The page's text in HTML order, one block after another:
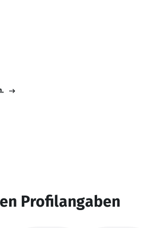
Profilangaben